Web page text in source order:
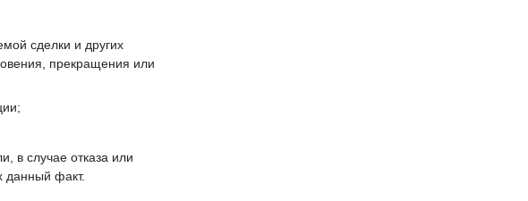
сделки и других
прекращения или
в случае отказа или
данный факт.